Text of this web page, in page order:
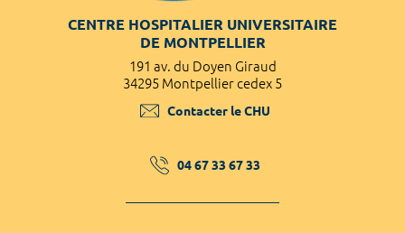
CENTRE HOSPITALIER UNIVERSITAIRE
DE MONTPELLIER
191 av. du Doyen Giraud
34295 Montpellier cedex 5
Contacter le CHU
04 67 33 67 33